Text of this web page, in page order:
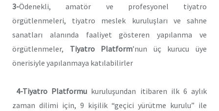
3-Ödenekli, amatör ve profesyonel tiyatro
örgütlenmeleri, tiyatro meslek kuruluşları ve sahne
sanatları alanında faaliyet gösteren yapılanma ve
örgütlenmeler, Tiyatro Platform’nun üç kurucu üye
önerisiyle yapılanmaya katılabilirler
4-Tiyatro Platformu kuruluşundan itibaren ilk 6 aylık
zaman dilimi için, 9 kişilik “geçici yürütme kurulu” ile